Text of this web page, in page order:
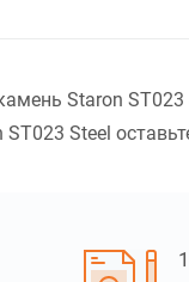
Staron
Steel